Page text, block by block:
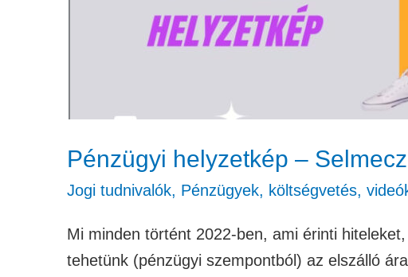
Pénzügyi helyzetkép –
Jogi tudnivalók, Pénzügyek, költségvetés,
Mi minden történt 2022-ben, ami érinti
tehetünk (pénzügyi szempontból) az elszálló